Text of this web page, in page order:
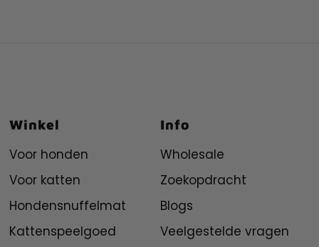
Winkel
Voor honden
Voor katten
Hondensnuffelmat
Kattenspeelgoed
Info
Wholesale
Zoekopdracht
Blogs
Veelgestelde vragen